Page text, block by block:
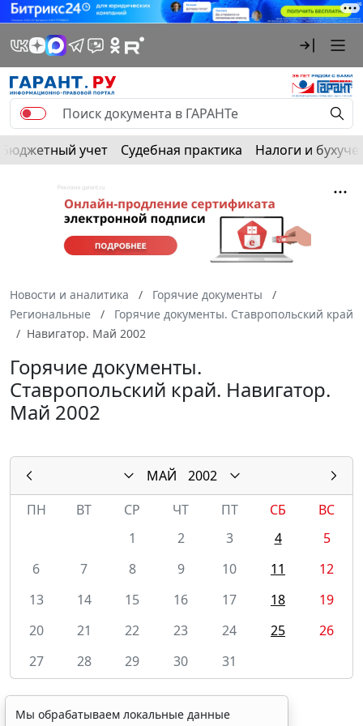
Бюджетный учет Судебная практика Налоги и
Новости и аналитика
Горячие документы
Региональные
Горячие документы. Ставропольский край
Навигатор. Май 2002
Горячие документы.
Ставропольский край. Навигатор.
Май 2002
МАЙ
2002
ПН
ВТ СР ЧТ ПТ СБ
ВС
1
2 3 4
5
6
7 8 9 10 11
12
13
14 15 16 17 18
19
20
21 22 23 24 25
26
27
28 29 30 31
Мы обрабатываем локальные данные